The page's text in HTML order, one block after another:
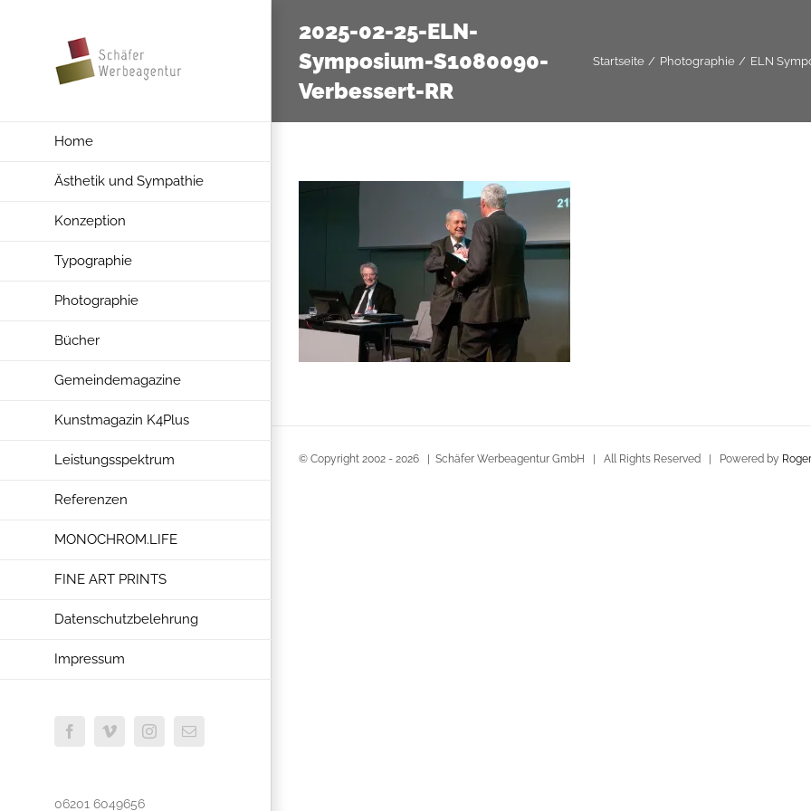
Home
Ästhetik und Sympathie
Konzeption
Typographie
Photographie
Bücher
Gemeindemagazine
Kunstmagazin K4Plus
Leistungsspektrum
Referenzen
MONOCHROM.LIFE
FINE ART PRINTS
Datenschutzbelehrung
Impressum
FacebookVimeoInstagram
E-
06201 6049656
2025-02-25-ELN-
Symposium-S1080090-
Verbessert-RR
Startseite Photographie ELN
© Copyright 2002 - 2026 | Schäfer Werbeagentur GmbH | All Rights Reserved | Powered by